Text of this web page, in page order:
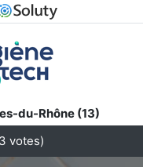
du-Rhône (13)
votes)